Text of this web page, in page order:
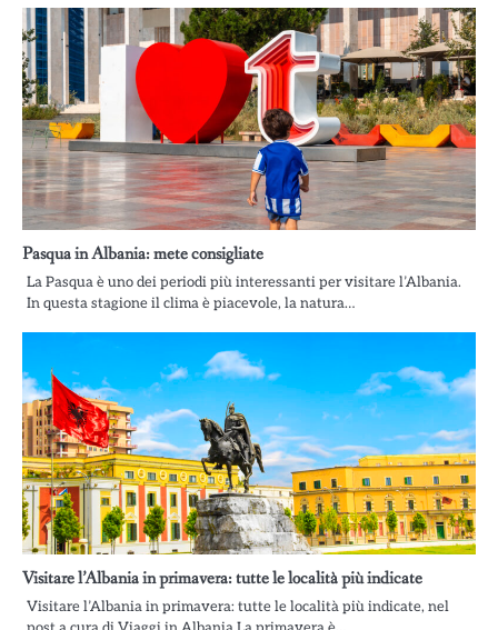
Pasqua in Albania: mete consigliate
La Pasqua è uno dei periodi più interessanti per visitare l’Albania.
In questa stagione il clima è piacevole, la natura…
Visitare l’Albania in primavera: tutte le località più indicate
Visitare l’Albania in primavera: tutte le località più indicate, nel